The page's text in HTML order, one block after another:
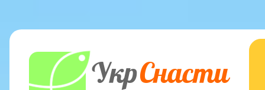
УкрСнасти